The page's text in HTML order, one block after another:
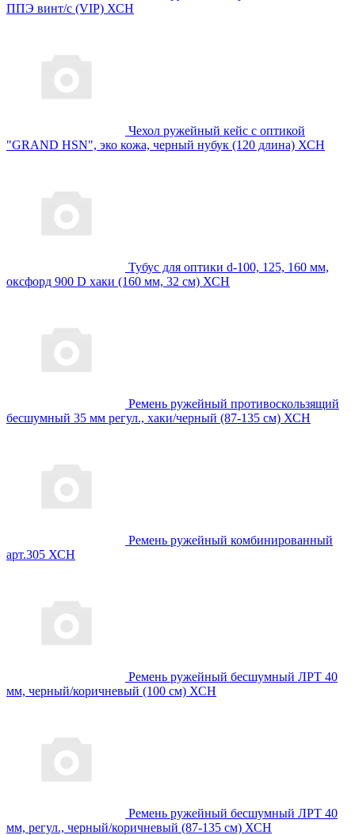
ППЭ винт/с (VIP) ХСН
Чехол ружейный кейс с оптикой
"GRAND HSN", эко кожа, черный нубук (120 длина) ХСН
Тубус для оптики d-100, 125, 160 мм,
оксфорд 900 D хаки (160 мм, 32 см) ХСН
Ремень ружейный противоскользящий
бесшумный 35 мм регул., хаки/черный (87-135 см) ХСН
Ремень ружейный комбинированный
арт.305 ХСН
Ремень ружейный бесшумный ЛРТ 40
мм, черный/коричневый (100 см) ХСН
Ремень ружейный бесшумный ЛРТ 40
мм, регул., черный/коричневый (87-135 см) ХСН